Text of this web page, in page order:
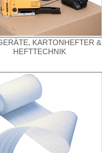
KARTONHEFTER &
HEFTTECHNIK